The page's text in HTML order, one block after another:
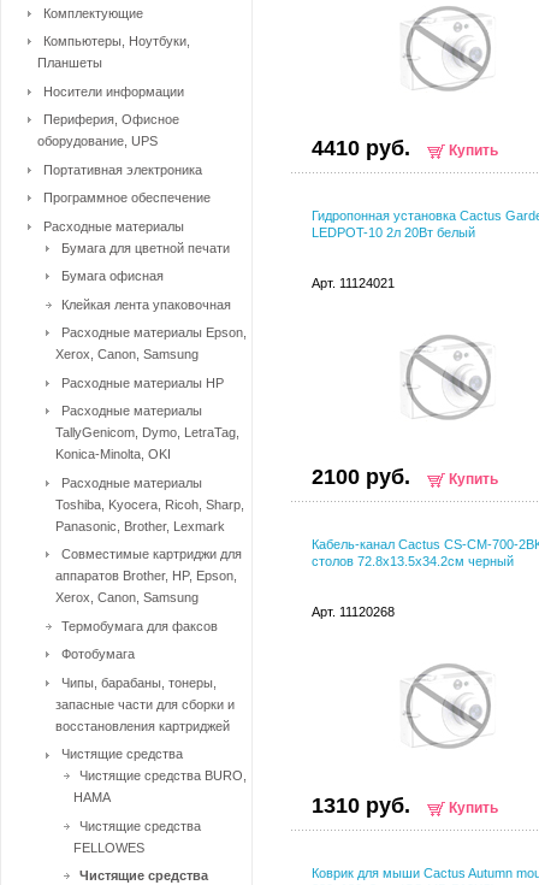
4410 руб. Купить
Гидропонная установка Cactus
LEDPOT-10 2л 20Вт белый
Арт. 11124021
2100 руб. Купить
Кабель-канал Cactus CS-CM-700-
столов 72.8x13.5x34.2см черный
Арт. 11120268
1310 руб. Купить
Коврик для мыши Cactus Autumn
Комплектующие
Компьютеры, Ноутбуки,
Планшеты
Носители информации
Периферия, Офисное
оборудование, UPS
Портативная электроника
Программное обеспечение
Расходные материалы
Бумага для цветной печати
Бумага офисная
Клейкая лента упаковочная
Расходные материалы Epson,
Xerox, Canon, Samsung
Расходные материалы HP
Расходные материалы
TallyGenicom, Dymo, LetraTag,
Konica-Minolta, OKI
Расходные материалы
Toshiba, Kyocera, Ricoh, Sharp,
Panasonic, Brother, Lexmark
Совместимые картриджи для
аппаратов Brother, HP, Epson,
Xerox, Canon, Samsung
Термобумага для факсов
Фотобумага
Чипы, барабаны, тонеры,
запасные части для сборки и
восстановления картриджей
Чистящие средства
Чистящие средства BURO,
HAMA
Чистящие средства
FELLOWES
Чистящие средства